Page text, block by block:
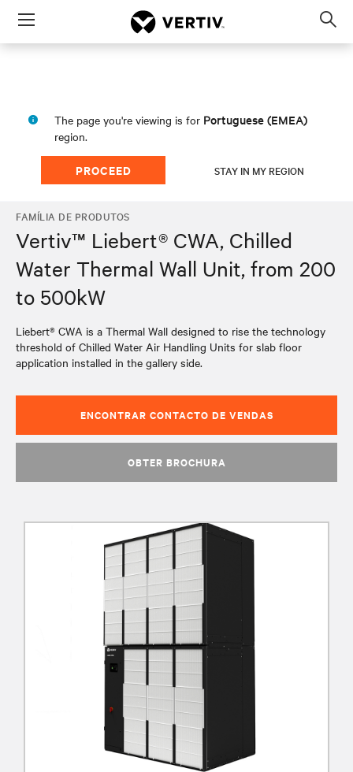
Menu
The page you're viewing is for Portuguese (EMEA)
region.
PROCEED STAY IN MY REGION
FAMÍLIA DE PRODUTOS
Vertiv™ Liebert® CWA, Chilled
Water Thermal Wall Unit, from 200
to 500kW
Liebert® CWA is a Thermal Wall designed to rise the technology
threshold of Chilled Water Air Handling Units for slab floor
application installed in the gallery side.
ENCONTRAR CONTACTO DE VENDAS
OBTER BROCHURA